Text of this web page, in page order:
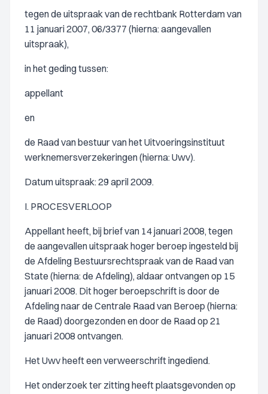
tegen de uitspraak van de rechtbank Rotterdam van
11 januari 2007, 06/3377 (hierna: aangevallen
uitspraak),
in het geding tussen:
appellant
en
de Raad van bestuur van het Uitvoeringsinstituut
werknemersverzekeringen (hierna: Uwv).
Datum uitspraak: 29 april 2009.
I. PROCESVERLOOP
Appellant heeft, bij brief van 14 januari 2008, tegen
de aangevallen uitspraak hoger beroep ingesteld bij
de Afdeling Bestuursrechtspraak van de Raad van
State (hierna: de Afdeling), aldaar ontvangen op 15
januari 2008. Dit hoger beroepschrift is door de
Afdeling naar de Centrale Raad van Beroep (hierna:
de Raad) doorgezonden en door de Raad op 21
januari 2008 ontvangen.
Het Uwv heeft een verweerschrift ingediend.
Het onderzoek ter zitting heeft plaatsgevonden op